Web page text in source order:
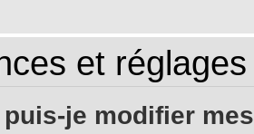
et
je modifier